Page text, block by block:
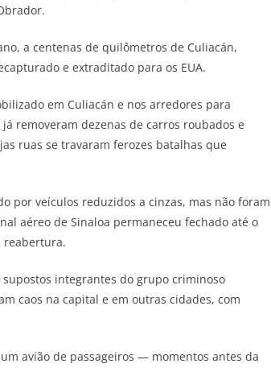
a centenas de quilômetros de Culiacán,
e extraditado para os EUA.
em Culiacán e nos arredores para
removeram dezenas de carros roubados e
ruas se travaram ferozes batalhas que
por veículos reduzidos a cinzas, mas não foram
aéreo de Sinaloa permaneceu fechado até o
reabertura.
integrantes do grupo criminoso
caos na capital e em outras cidades, com
avião de passageiros — momentos antes da